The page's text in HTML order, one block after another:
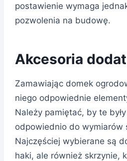
postawienie wymaga
pozwolenia na budowę.
Akcesoria
Zamawiając domek
niego odpowiednie
Należy pamiętać, by te
odpowiednio do wymiarów
Najczęściej wybierane są
haki, ale również skrzynie,